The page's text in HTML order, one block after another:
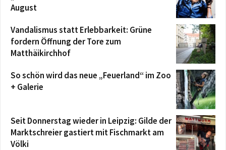
August
Vandalismus statt Erlebbarkeit: Grüne
fordern Öffnung der Tore zum
Matthäikirchhof
So schön wird das neue „Feuerland“ im Zoo
+ Galerie
Seit Donnerstag wieder in Leipzig: Gilde der
Marktschreier gastiert mit Fischmarkt am
Völki